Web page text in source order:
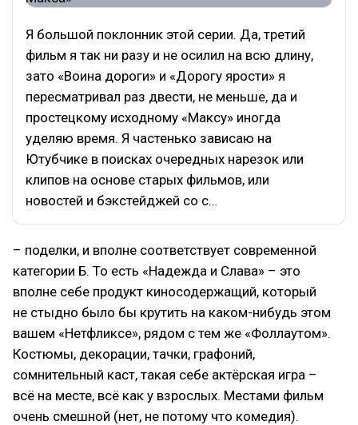
Я большой поклонник этой серии. Да, третий
фильм я так ни разу и не осилил на всю длину,
зато «Воина дороги» и «Дорогу ярости» я
пересматривал раз двести, не меньше, да и
простецкому исходному «Максу» иногда
уделяю время. Я частенько зависаю на
Ютубчике в поисках очередных нарезок или
клипов на основе старых фильмов, или
новостей и бэкстейджей со с…
– поделки, и вполне соответствует современной
категории Б. То есть «Надежда и Слава» – это
вполне себе продукт киносодержащий, который
не стыдно было бы крутить на каком-нибудь этом
вашем «Нетфликсе», рядом с тем же «Фоллаутом».
Костюмы, декорации, тачки, графоний,
сомнительный каст, такая себе актёрская игра –
всё на месте, всё как у взрослых. Местами фильм
очень смешной (нет, не потому что комедия).